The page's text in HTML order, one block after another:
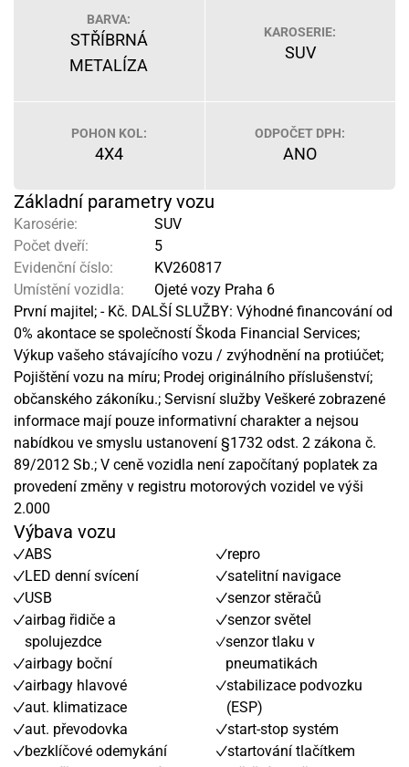
BARVA:
STŘÍBRNÁ
METALÍZA
KAROSERIE:
SUV
POHON KOL:
4X4
ODPOČET DPH:
ANO
Základní parametry vozu
Karosérie:
SUV
Počet dveří:
5
Evidenční číslo:
KV260817
Umístění vozidla:
Ojeté vozy Praha 6
První majitel; - Kč. DALŠÍ SLUŽBY: Výhodné financování od
0% akontace se společností Škoda Financial Services;
Výkup vašeho stávajícího vozu / zvýhodnění na protiúčet;
Pojištění vozu na míru; Prodej originálního příslušenství;
občanského zákoníku.; Servisní služby Veškeré zobrazené
informace mají pouze informativní charakter a nejsou
nabídkou ve smyslu ustanovení §1732 odst. 2 zákona č.
89/2012 Sb.; V ceně vozidla není započítaný poplatek za
provedení změny v registru motorových vozidel ve výši
2.000
Výbava vozu
ABS
LED denní svícení
USB
airbag řidiče a
spolujezdce
airbagy boční
airbagy hlavové
aut. klimatizace
aut. převodovka
bezklíčové odemykání
repro
satelitní navigace
senzor stěračů
senzor světel
senzor tlaku v
pneumatikách
stabilizace podvozku
(ESP)
start-stop systém
startování tlačítkem